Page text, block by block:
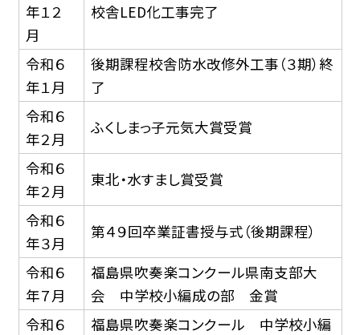
年１２
月
校舎LED化工事完了
令和６
年１月
後期課程校舎防水改修外工事（３期）終
了
令和６
年２月
ふくしまっ子元気大賞受賞
令和６
年２月
東北・水すまし賞受賞
令和６
年３月
第４９回卒業証書授与式（後期課程）
令和６
年７月
福島県吹奏楽コンクール県南支部大
会 中学校小編成の部 金賞
令和６
福島県吹奏楽コンクール 中学校小編